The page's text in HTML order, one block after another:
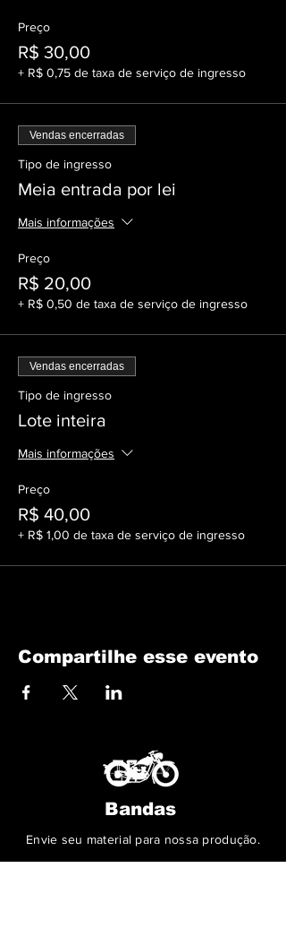
Preço
R$ 30,00
+ R$ 0,75 de taxa de serviço de ingresso
Vendas encerradas
Tipo de ingresso
Meia entrada por lei
Mais informações
Preço
R$ 20,00
+ R$ 0,50 de taxa de serviço de ingresso
Vendas encerradas
Tipo de ingresso
Lote inteira
Mais informações
Preço
R$ 40,00
+ R$ 1,00 de taxa de serviço de ingresso
Compartilhe esse evento
Bandas
Envie seu material para nossa produção.